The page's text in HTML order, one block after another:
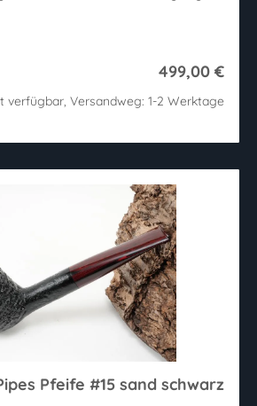
499,00 €
verfügbar, Versandweg: 1-2 Werktage
Pfeife #15 sand schwarz